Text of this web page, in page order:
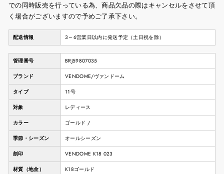
での同時販売を行っている為、商品欠品の際はキャンセルをさせて頂
く場合がございますので予めご了承下さい。
配送情報 3～6営業日以内に発送予定（土日祝を除）
管理番号 BRJ59807035
ブランド VENDOME/ヴァンドーム
タイプ 11号
対象 レディース
カラー ゴールド /
季節・シーズン オールシーズン
刻印 VENDOME K18 023
材質（地金） K18ゴールド